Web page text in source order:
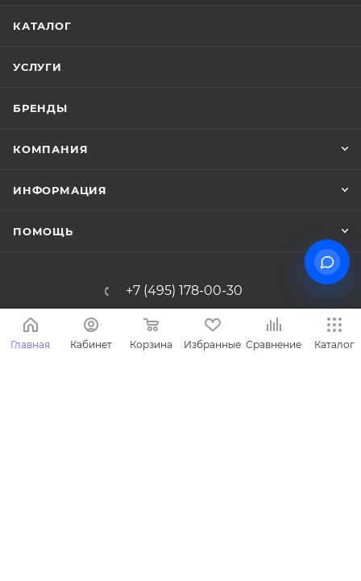
КАТАЛОГ
УСЛУГИ
БРЕНДЫ
КОМПАНИЯ
ИНФОРМАЦИЯ
ПОМОЩЬ
+7 (495) 178-00-30
Info@miasinopt.ru
Москва, Огородный пр., 16/1с4, оф.
Главная Кабинет Корзина Избранные Сравнение Каталог